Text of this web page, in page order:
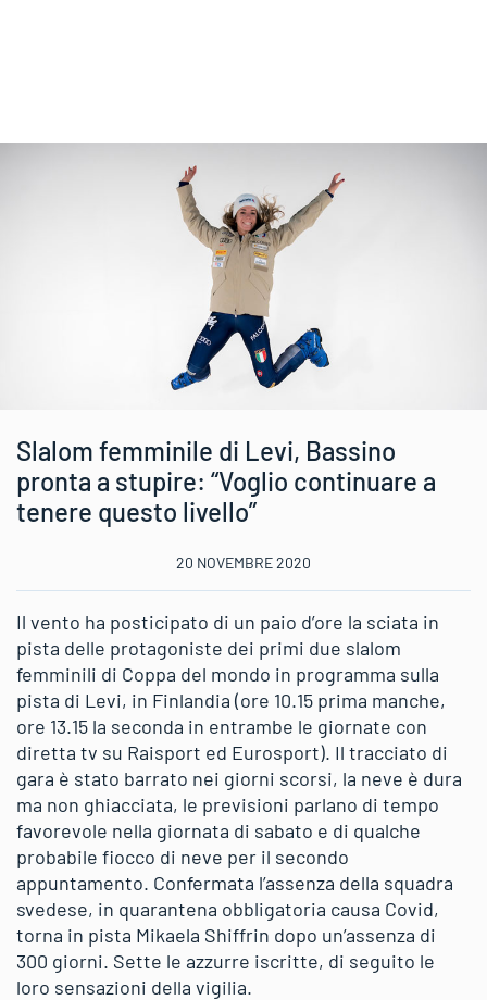
Slalom femminile di Levi, Bassino
pronta a stupire: “Voglio continuare a
tenere questo livello”
20 NOVEMBRE 2020
Il vento ha posticipato di un paio d’ore la sciata in
pista delle protagoniste dei primi due slalom
femminili di Coppa del mondo in programma sulla
pista di Levi, in Finlandia (ore 10.15 prima manche,
ore 13.15 la seconda in entrambe le giornate con
diretta tv su Raisport ed Eurosport). Il tracciato di
gara è stato barrato nei giorni scorsi, la neve è dura
ma non ghiacciata, le previsioni parlano di tempo
favorevole nella giornata di sabato e di qualche
probabile fiocco di neve per il secondo
appuntamento. Confermata l’assenza della squadra
svedese, in quarantena obbligatoria causa Covid,
torna in pista Mikaela Shiffrin dopo un’assenza di
300 giorni. Sette le azzurre iscritte, di seguito le
loro sensazioni della vigilia.